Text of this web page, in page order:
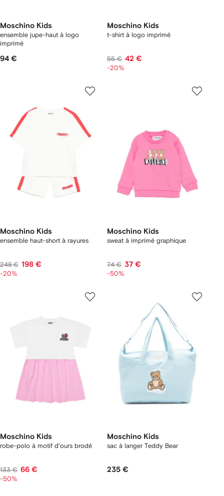
Moschino Kids
ensemble jupe-haut à logo
imprimé
94 €
Moschino Kids
t-shirt à logo imprimé
55 € 42 €
-20%
Moschino Kids
ensemble haut-short à rayures
248 € 198 €
-20%
Moschino Kids
sweat à imprimé graphique
74 € 37 €
-50%
Moschino Kids
robe-polo à motif d'ours brodé
133 € 66 €
-50%
Moschino Kids
sac à langer Teddy Bear
235 €